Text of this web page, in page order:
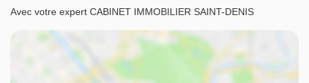
Avec votre expert CABINET IMMOBILIER SAINT-DENIS